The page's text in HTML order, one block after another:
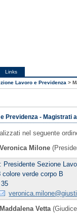
Links
Lavoro e Previdenza >
Previdenza - Magistrati
nel seguente
Milone
Presidente Sezione
colore verde corpo B
Vetta